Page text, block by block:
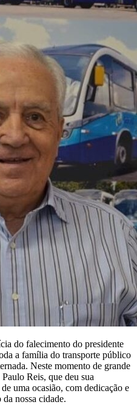
do falecimento do presidente
a família do transporte público
Neste momento de grande
Reis, que deu sua
uma ocasião, com dedicação e
nossa cidade.